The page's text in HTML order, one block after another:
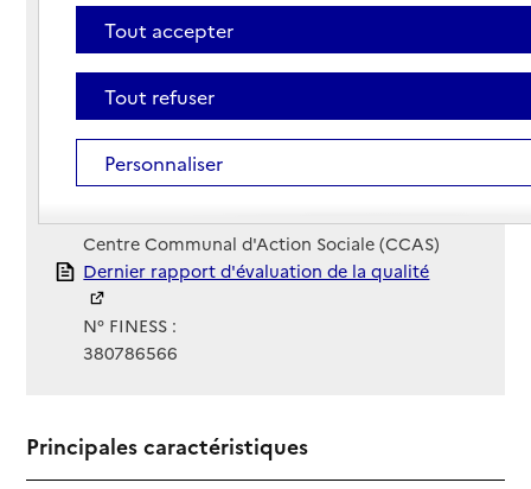
109 galerie de l'Arlequin
38100 - Grenoble
Voir itinéraire
Téléphone :
04 76 23 32 81
Contact
Contact
Site Internet
Site internet
Centre Communal d'Action Sociale (CCAS)
Rapport HAS
Dernier rapport d'évaluation de la qualité
N° FINESS :
380786566
Principales caractéristiques
Tout accepter
Tout refuser
Personnaliser